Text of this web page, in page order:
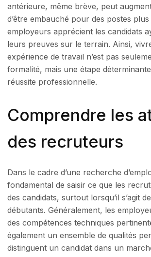
antérieure, même brève, peut
d’être embauché pour des postes plus
employeurs apprécient les candidats
leurs preuves sur le terrain. Ainsi,
expérience de travail n’est pas
formalité, mais une étape
réussite professionnelle.
Comprendre les
des recruteurs
Dans le cadre d’une recherche
fondamental de saisir ce que les
des candidats, surtout lorsqu’il s’agit
débutants. Généralement, les
des compétences techniques
également un ensemble de qualités
distinguent un candidat dans un